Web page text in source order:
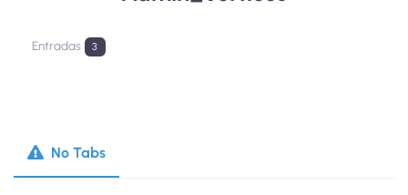
Entradas 3
No Tabs